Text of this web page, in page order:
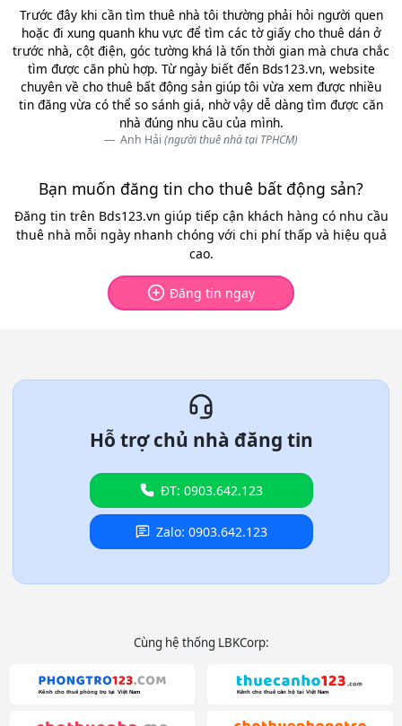
Trước đây khi cần tìm thuê nhà tôi thường phải hỏi người quen
hoặc đi xung quanh khu vực để tìm các tờ giấy cho thuê dán ở
trước nhà, cột điện, góc tường khá là tốn thời gian mà chưa chắc
tìm được căn phù hợp. Từ ngày biết đến Bds123.vn, website
chuyên về cho thuê bất động sản giúp tôi vừa xem được nhiều
tin đăng vừa có thể so sánh giá, nhờ vậy dễ dàng tìm được căn
nhà đúng nhu cầu của mình.
Anh Hải (người thuê nhà tại TPHCM)
Bạn muốn đăng tin cho thuê bất động sản?
Đăng tin trên Bds123.vn giúp tiếp cận khách hàng có nhu cầu
thuê nhà mỗi ngày nhanh chóng với chi phí thấp và hiệu quả
cao.
Đăng tin ngay
Hỗ trợ chủ nhà đăng tin
ĐT: 0903.642.123
Zalo: 0903.642.123
Cùng hệ thống LBKCorp: